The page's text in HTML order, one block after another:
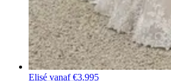
Elisé vanaf €3.995